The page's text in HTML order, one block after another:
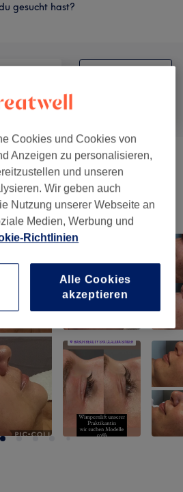
gesucht hast?
Gesicht
Details
Cookies und Cookies von
Anzeigen zu personalisieren,
und unseren
Wir geben auch
Nutzung unserer Webseite an
Medien, Werbung und
Richtlinien
Alle Cookies
akzeptieren